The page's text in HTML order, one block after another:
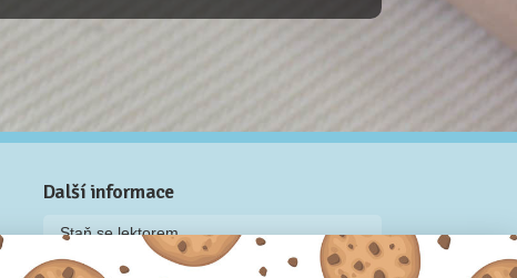
Další informace
Staň se lektorem
Video: Jak připravit kurz na Naučmese